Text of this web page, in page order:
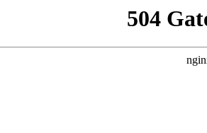
504